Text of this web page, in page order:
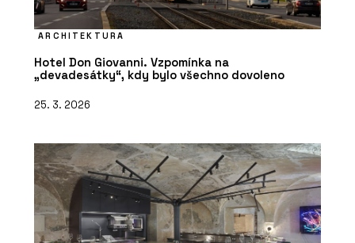
ARCHITEKTURA
Hotel Don Giovanni. Vzpomínka na
„devadesátky“, kdy bylo všechno dovoleno
25. 3. 2026